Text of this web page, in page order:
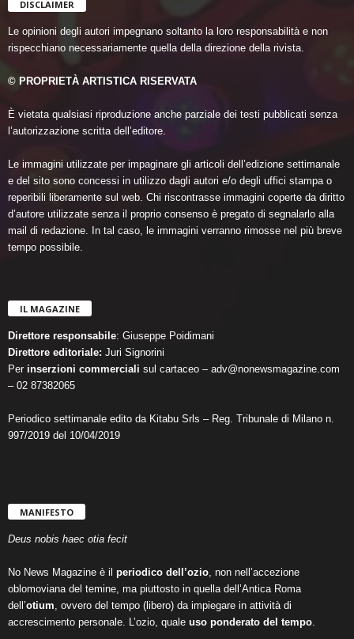
DISCLAIMER
Le opinioni degli autori impegnano soltanto la loro responsabilità e non
rispecchiano necessariamente quella della direzione della rivista.
© PROPRIETÀ ARTISTICA RISERVATA
È vietata qualsiasi riproduzione anche parziale dei testi pubblicati senza
l’autorizzazione scritta dell’editore.
Le immagini utilizzate per impaginare gli articoli dell’edizione settimanale
e del sito sono concessi in utilizzo dagli autori e/o degli uffici stampa o
reperibili liberamente sul web. Chi riscontrasse immagini coperte da diritto
d’autore utilizzate senza il proprio consenso è pregato di segnalarlo alla
mail di redazione. In tal caso, le immagini verranno rimosse nel più breve
tempo possibile.
IL MAGAZINE
Direttore responsabile: Giuseppe Poidimani
Direttore editoriale: Juri Signorini
Per inserzioni commerciali sul cartaceo – adv@nonewsmagazine.com
– 02 87382065
Periodico settimanale edito da Kitabu Srls – Reg. Tribunale di Milano n.
997/2019 del 10/04/2019
MANIFESTO
Deus nobis haec otia fecit
No News Magazine è il periodico dell’ozio, non nell’accezione
oblomoviana del temine, ma piuttosto in quella dell’Antica Roma
dell’otium, ovvero del tempo (libero) da impiegare in attività di
accrescimento personale. L’ozio, quale uso ponderato del tempo.